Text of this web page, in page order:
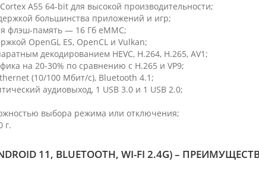
A55 64-bit для высокой производительности;
большинства приложений и игр;
флэш-память — 16 Гб eMMC;
OpenGL ES, OpenCL и Vulkan;
декодированием HEVC, H.264, H.265, AV1;
на 20-30% по сравнению с H.265 и VP9;
(10/100 Мбит/с), Bluetooth 4.1;
аудиовыход, 1 USB 3.0 и 1 USB 2.0;
выбора режима или отключения;
г.
11, BLUETOOTH, WI-FI 2.4G) –